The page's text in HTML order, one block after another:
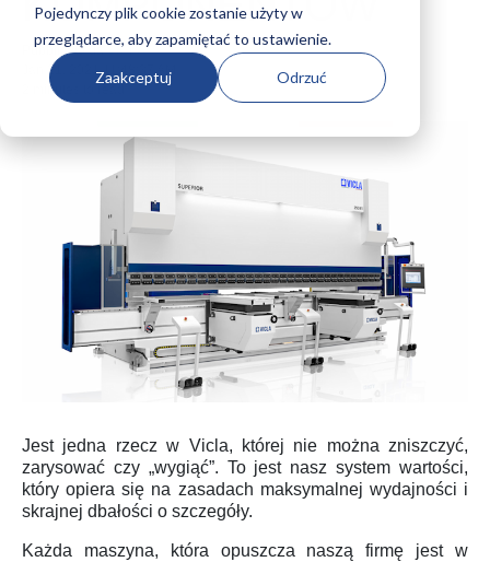
Pojedynczy plik cookie zostanie użyty w
przeglądarce, aby zapamiętać to ustawienie.
Zaakceptuj Odrzuć
Pubblicato daVICLA
Jan 21, 2021 11:48:37 AM
2 minutes to read
Jest jedna rzecz w Vicla, której nie można zniszczyć,
zarysować czy „wygiąć”. To jest nasz system wartości,
który opiera się na zasadach maksymalnej wydajności i
skrajnej dbałości o szczegóły.
Każda maszyna, która opuszcza naszą firmę jest w